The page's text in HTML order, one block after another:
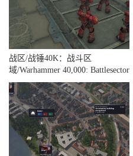
战区/战锤40K：战斗区
域/Warhammer 40,000: Battlesector